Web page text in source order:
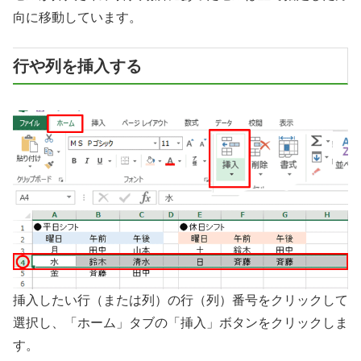
向に移動しています。
行や列を挿入する
挿入したい行（または列）の行（列）番号をクリックして
選択し、「ホーム」タブの「挿入」ボタンをクリックしま
す。